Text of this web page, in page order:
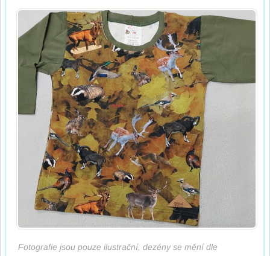
Fotografie jsou pouze ilustrační, dezény se mění dle